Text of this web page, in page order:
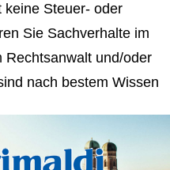
keine Steuer- oder
Sie Sachverhalte im
Rechtsanwalt und/oder
nach bestem Wissen